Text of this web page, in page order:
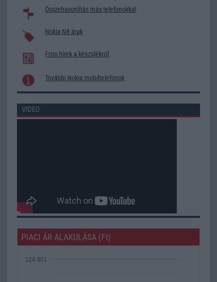
Összehasonlítás más telefonokkal
Nokia N8 árak
Friss hírek a készülékről
További Nokia mobiltelefonok
VIDEO
PIACI ÁR ALAKULÁSA (Ft)
124 901